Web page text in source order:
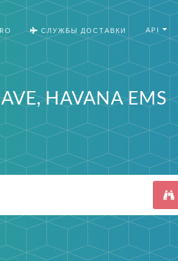
СЛУЖБЫ ДОСТАВКИ API
HAVANA EMS